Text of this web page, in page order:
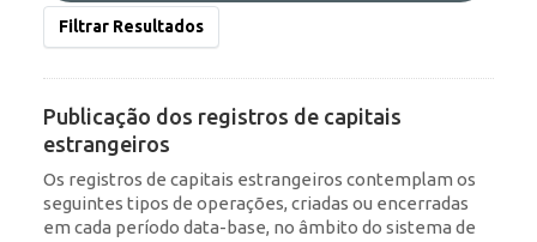
Filtrar Resultados
Publicação dos registros de capitais
estrangeiros
Os registros de capitais estrangeiros contemplam os
seguintes tipos de operações, criadas ou encerradas
em cada período data-base, no âmbito do sistema de